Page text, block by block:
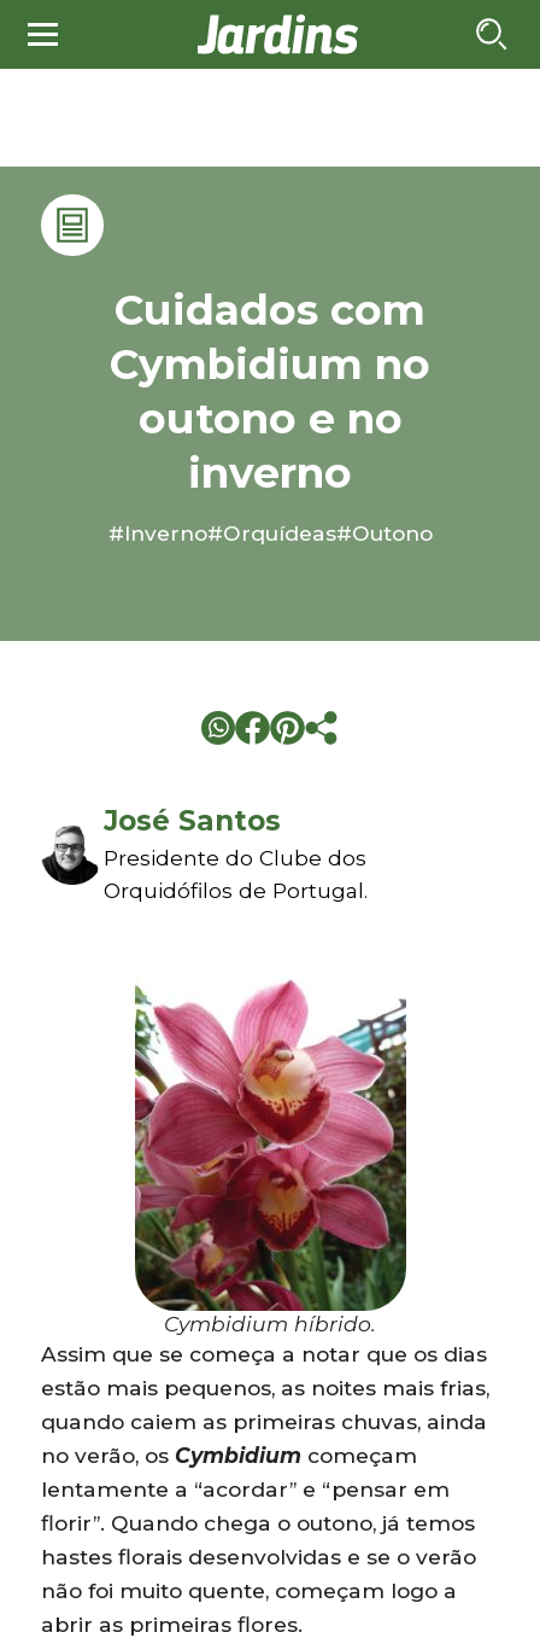
Cuidados com
Cymbidium no
outono e no
inverno
#Inverno#Orquídeas#Outono
José Santos
Presidente do Clube dos
Orquidófilos de Portugal.
Cymbidium híbrido.
Assim que se começa a notar que os dias
estão mais pequenos, as noites mais frias,
quando caiem as primeiras chuvas, ainda
no verão, os Cymbidium começam
lentamente a “acordar” e “pensar em
florir”. Quando chega o outono, já temos
hastes florais desenvolvidas e se o verão
não foi muito quente, começam logo a
abrir as primeiras flores.